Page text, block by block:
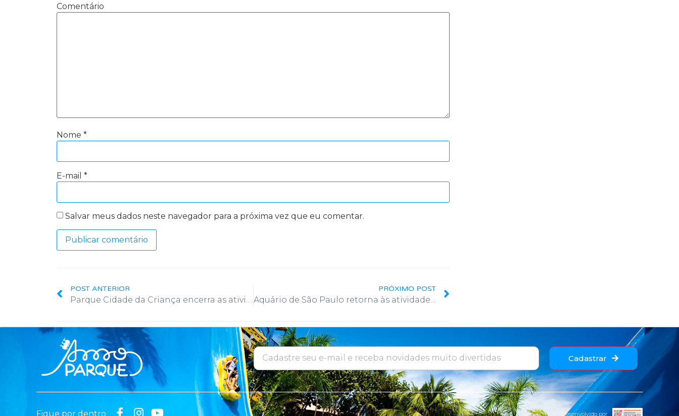
Comentário
Nome *
E-mail *
Salvar meus dados neste navegador para a próxima vez que eu comentar.
POST ANTERIOR
Parque Cidade da Criança encerra as atividades depois de décadas
PRÓXIMO POST
Aquário de São Paulo retorna às atividades neste sábado (5/9)
Cadastrar
Fique por dentro Desenvolvido por